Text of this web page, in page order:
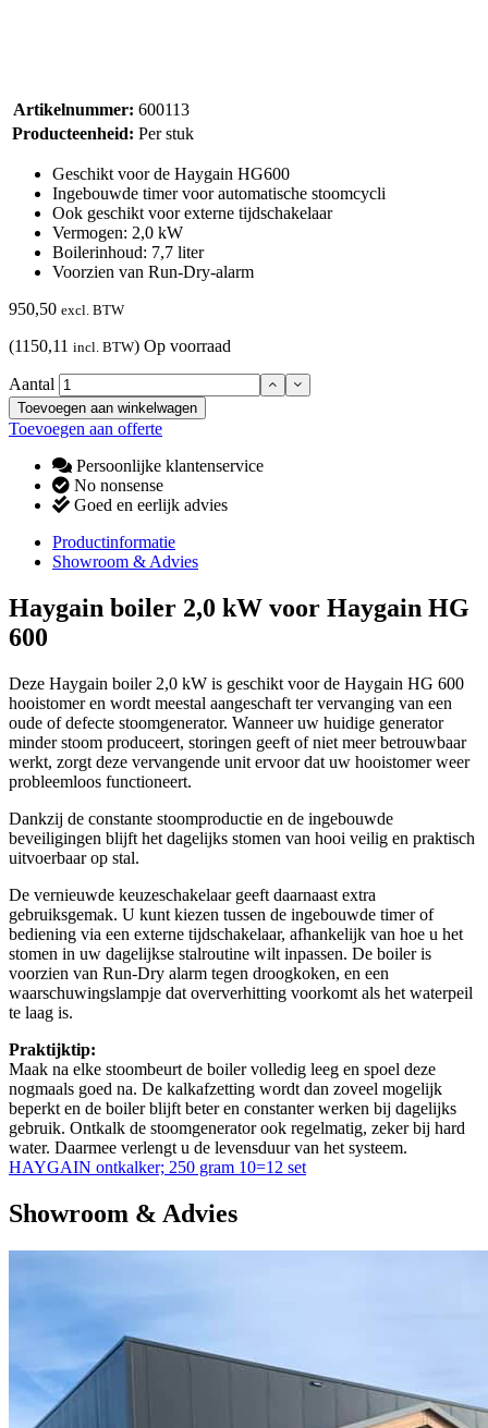
Artikelnummer: 600113
Producteenheid: Per stuk
Geschikt voor de Haygain HG600
Ingebouwde timer voor automatische stoomcycli
Ook geschikt voor externe tijdschakelaar
Vermogen: 2,0 kW
Boilerinhoud: 7,7 liter
Voorzien van Run-Dry-alarm
950,50 excl. BTW
(1150,11 incl. BTW) Op voorraad
Aantal
Toevoegen aan winkelwagen
Toevoegen aan offerte
Persoonlijke klantenservice
No nonsense
Goed en eerlijk advies
Productinformatie
Showroom & Advies
Haygain boiler 2,0 kW voor Haygain HG
600
Deze Haygain boiler 2,0 kW is geschikt voor de Haygain HG 600
hooistomer en wordt meestal aangeschaft ter vervanging van een
oude of defecte stoomgenerator. Wanneer uw huidige generator
minder stoom produceert, storingen geeft of niet meer betrouwbaar
werkt, zorgt deze vervangende unit ervoor dat uw hooistomer weer
probleemloos functioneert.
Dankzij de constante stoomproductie en de ingebouwde
beveiligingen blijft het dagelijks stomen van hooi veilig en praktisch
uitvoerbaar op stal.
De vernieuwde keuzeschakelaar geeft daarnaast extra
gebruiksgemak. U kunt kiezen tussen de ingebouwde timer of
bediening via een externe tijdschakelaar, afhankelijk van hoe u het
stomen in uw dagelijkse stalroutine wilt inpassen. De boiler is
voorzien van Run-Dry alarm tegen droogkoken, en een
waarschuwingslampje dat oververhitting voorkomt als het waterpeil
te laag is.
Praktijktip:
Maak na elke stoombeurt de boiler volledig leeg en spoel deze
nogmaals goed na. De kalkafzetting wordt dan zoveel mogelijk
beperkt en de boiler blijft beter en constanter werken bij dagelijks
gebruik. Ontkalk de stoomgenerator ook regelmatig, zeker bij hard
water. Daarmee verlengt u de levensduur van het systeem.
HAYGAIN ontkalker; 250 gram 10=12 set
Showroom & Advies